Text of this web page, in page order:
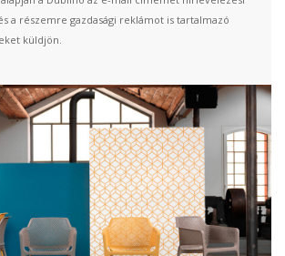
a részemre gazdasági reklámot is tartalmazó
küldjön.